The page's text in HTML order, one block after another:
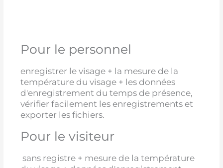
Pour le personnel
enregistrer le visage + la mesure de la
température du visage + les données
d'enregistrement du temps de présence,
vérifier facilement les enregistrements et
exporter les fichiers.
Pour le visiteur
sans registre + mesure de la température